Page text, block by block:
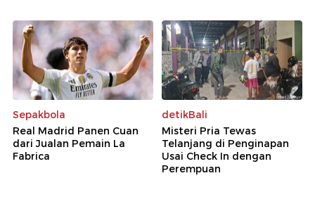
Sepakbola
Real Madrid Panen Cuan
dari Jualan Pemain La
Fabrica
detikBali
Misteri Pria Tewas
Telanjang di Penginapan
Usai Check In dengan
Perempuan